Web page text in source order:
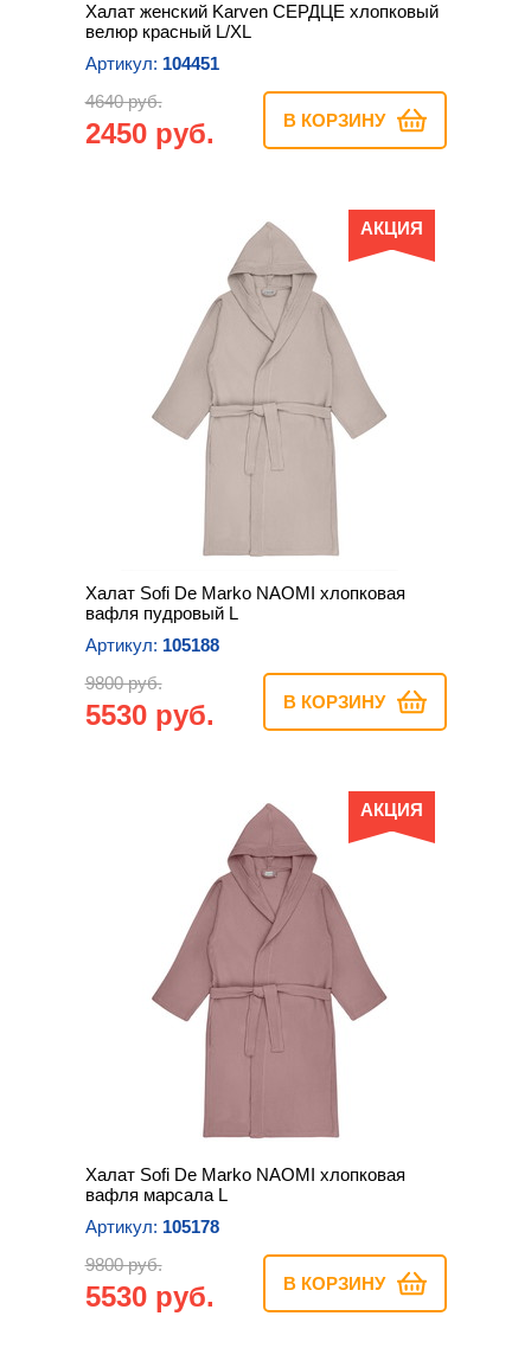
Халат женский Karven СЕРДЦЕ хлопковый
велюр красный L/XL
Артикул: 104451
4640 руб.
2450 руб. В КОРЗИНУ
АКЦИЯ
Халат Sofi De Marko NAOMI хлопковая
вафля пудровый L
Артикул: 105188
9800 руб.
5530 руб. В КОРЗИНУ
АКЦИЯ
Халат Sofi De Marko NAOMI хлопковая
вафля марсала L
Артикул: 105178
9800 руб.
5530 руб. В КОРЗИНУ